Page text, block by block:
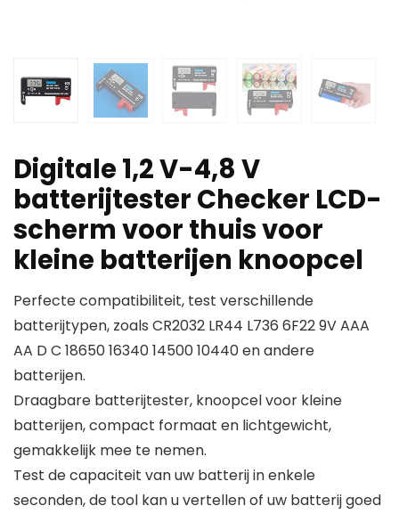
Digitale 1,2 V-4,8 V
batterijtester Checker LCD-
scherm voor thuis voor
kleine batterijen knoopcel
Perfecte compatibiliteit, test verschillende
batterijtypen, zoals CR2032 LR44 L736 6F22 9V AAA
AA D C 18650 16340 14500 10440 en andere
batterijen.
Draagbare batterijtester, knoopcel voor kleine
batterijen, compact formaat en lichtgewicht,
gemakkelijk mee te nemen.
Test de capaciteit van uw batterij in enkele
seconden, de tool kan u vertellen of uw batterij goed